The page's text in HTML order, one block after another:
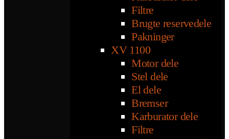
Filtre
Brugte reservedele
Pakninger
XV 1100
Motor dele
Stel dele
El dele
Bremser
Karburator dele
Filtre